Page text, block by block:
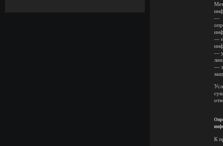
—
—
—
—
К